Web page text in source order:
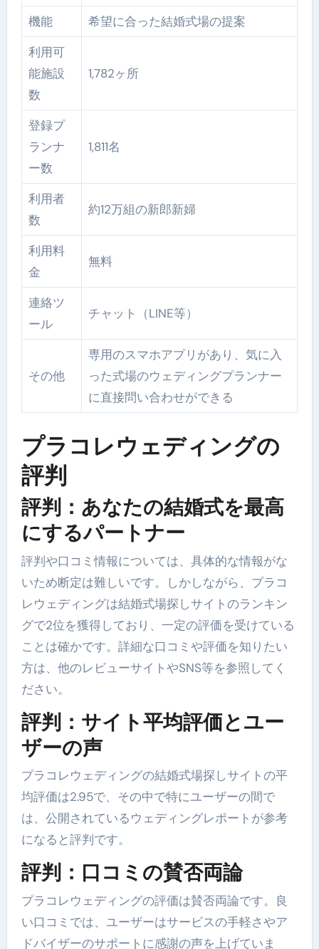
機能
希望に合った結婚式場の提案
利用可
能施設
数
1,782ヶ所
登録プ
ランナ
ー数
1,811名
利用者
数
約12万組の新郎新婦
利用料
金
無料
連絡ツ
ール
チャット（LINE等）
その他
専用のスマホアプリがあり、気に入
った式場のウェディングプランナー
に直接問い合わせができる
プラコレウェディングの
評判
評判：あなたの結婚式を最高
にするパートナー
評判や口コミ情報については、具体的な情報がな
いため断定は難しいです。しかしながら、プラコ
レウェディングは結婚式場探しサイトのランキン
グで2位を獲得しており、一定の評価を受けている
ことは確かです。詳細な口コミや評価を知りたい
方は、他のレビューサイトやSNS等を参照してく
ださい。
評判：サイト平均評価とユー
ザーの声
プラコレウェディングの結婚式場探しサイトの平
均評価は2.95で、その中で特にユーザーの間で
は、公開されているウェディングレポートが参考
になると評判です。
評判： 口コミの賛否両論
プラコレウェディングの評価は賛否両論です。良
い口コミでは、ユーザーはサービスの手軽さやア
ドバイザーのサポートに感謝の声を上げていま